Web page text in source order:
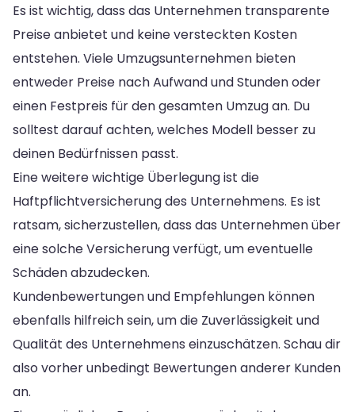
Es ist wichtig, dass das Unternehmen transparente
Preise anbietet und keine versteckten Kosten
entstehen. Viele Umzugsunternehmen bieten
entweder Preise nach Aufwand und Stunden oder
einen Festpreis für den gesamten Umzug an. Du
solltest darauf achten, welches Modell besser zu
deinen Bedürfnissen passt.
Eine weitere wichtige Überlegung ist die
Haftpflichtversicherung des Unternehmens. Es ist
ratsam, sicherzustellen, dass das Unternehmen über
eine solche Versicherung verfügt, um eventuelle
Schäden abzudecken.
Kundenbewertungen und Empfehlungen können
ebenfalls hilfreich sein, um die Zuverlässigkeit und
Qualität des Unternehmens einzuschätzen. Schau dir
also vorher unbedingt Bewertungen anderer Kunden
an.